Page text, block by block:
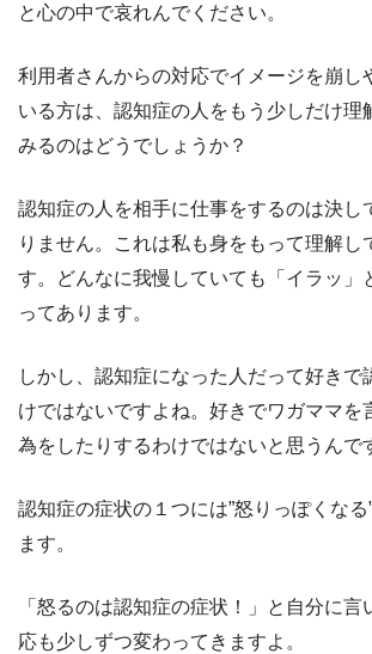
と心の中で哀れんでください。
利用者さんからの対応でイメージを崩し
いる方は、認知症の人をもう少しだけ理
みるのはどうでしょうか？
認知症の人を相手に仕事をするのは決し
りません。これは私も身をもって理解し
す。どんなに我慢していても「イラッ」
ってあります。
しかし、認知症になった人だって好きで
けではないですよね。好きでワガママを
為をしたりするわけではないと思うんで
認知症の症状の１つには”怒りっぽくなる
ます。
「怒るのは認知症の症状！」と自分に
応も少しずつ変わってきますよ。